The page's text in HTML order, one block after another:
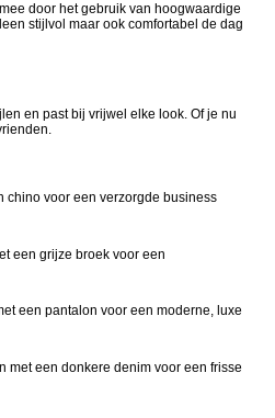
door het gebruik van hoogwaardige
stijlvol maar ook comfortabel de dag
en past bij vrijwel elke look. Of je nu
chino voor een verzorgde business
een grijze broek voor een
een pantalon voor een moderne, luxe
met een donkere denim voor een frisse